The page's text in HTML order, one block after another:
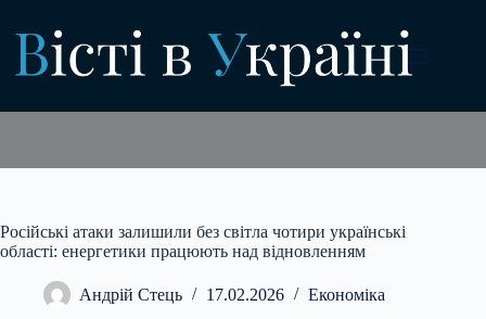
вмісту
Російські атаки залишили без світла чотири українські
області: енергетики працюють над відновленням
Андрій Стець 17.02.2026 Економіка